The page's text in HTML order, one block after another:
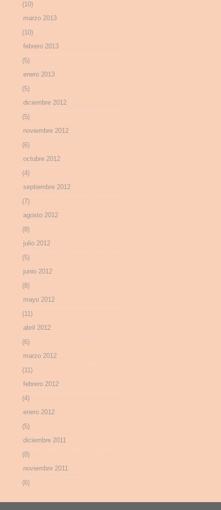
(10)
marzo 2013
(10)
febrero 2013
(5)
enero 2013
(5)
diciembre 2012
(5)
noviembre 2012
(6)
octubre 2012
(4)
septiembre 2012
(7)
agosto 2012
(8)
julio 2012
(5)
junio 2012
(8)
mayo 2012
(11)
abril 2012
(6)
marzo 2012
(11)
febrero 2012
(4)
enero 2012
(5)
diciembre 2011
(8)
noviembre 2011
(6)